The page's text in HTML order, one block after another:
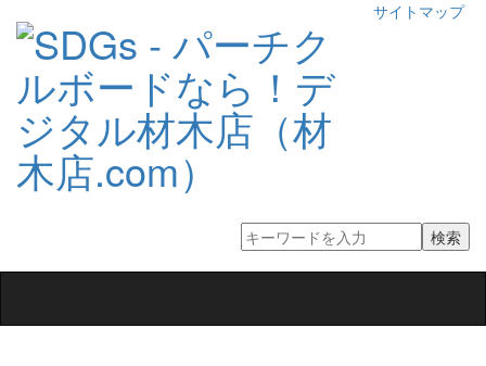
サイトマップ